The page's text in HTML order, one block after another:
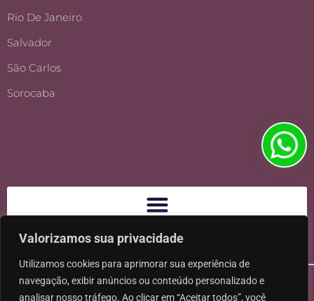
Valorizamos sua privacidade
Utilizamos cookies para aprimorar sua experiência de
navegação, exibir anúncios ou conteúdo personalizado e
analisar nosso tráfego. Ao clicar em “Aceitar todos”, você
Rio De Janeiro
Salvador
São Carlos
Sorocaba